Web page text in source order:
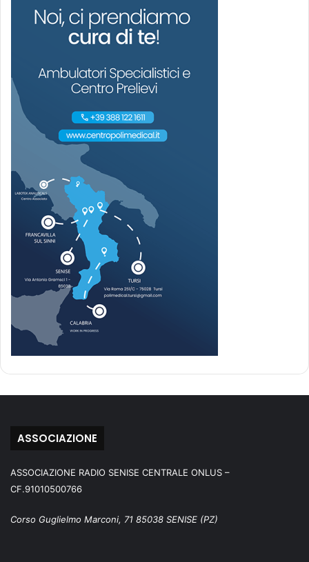
ASSOCIAZIONE
ASSOCIAZIONE RADIO SENISE CENTRALE ONLUS –
CF.91010500766
Corso Guglielmo Marconi, 71 85038 SENISE (PZ)